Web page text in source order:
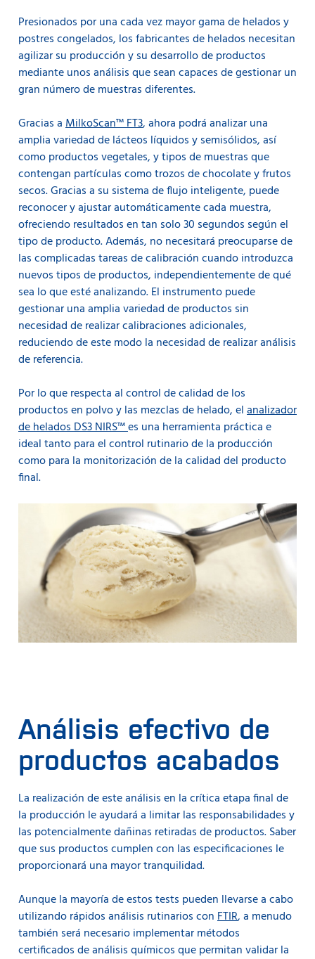
Presionados por una cada vez mayor gama de helados y
postres congelados, los fabricantes de helados necesitan
agilizar su producción y su desarrollo de productos
mediante unos análisis que sean capaces de gestionar un
gran número de muestras diferentes.
Gracias aMilkoScan™ FT3, ahora podrá analizar una
amplia variedad de lácteos líquidos y semisólidos, así
como productos vegetales, y tipos de muestras que
contengan partículas como trozos de chocolate y frutos
secos. Gracias a su sistema de flujo inteligente, puede
reconocer y ajustar automáticamente cada muestra,
ofreciendo resultados en tan solo 30 segundos según el
tipo de producto. Además, no necesitará preocuparse de
las complicadas tareas de calibración cuando introduzca
nuevos tipos de productos, independientemente de qué
sea lo que esté analizando. El instrumento puede
gestionar una amplia variedad de productos sin
necesidad de realizar calibraciones adicionales,
reduciendo de este modo la necesidad de realizar análisis
de referencia.
Por lo que respecta al control de calidad de los
productos en polvo y las mezclas de helado, elanalizador
de helados DS3 NIRS™es una herramienta práctica e
ideal tanto para el control rutinario de la producción
como para la monitorización de la calidad del producto
final.
Análisis efectivo de
productos acabados
La realización de este análisis en la crítica etapa final de
la producción le ayudará a limitar las responsabilidades y
las potencialmente dañinas retiradas de productos. Saber
que sus productos cumplen con las especificaciones le
proporcionará una mayor tranquilidad.
Aunque la mayoría de estos tests pueden llevarse a cabo
utilizando rápidos análisis rutinarios conFTIR, a menudo
también será necesario implementar métodos
certificados de análisis químicos que permitan validar la